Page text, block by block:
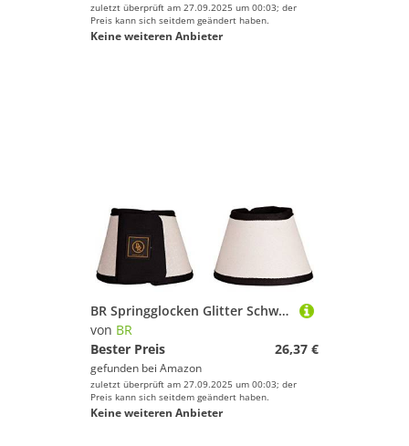
zuletzt überprüft am 27.09.2025 um 00:03; der
Preis kann sich seitdem geändert haben.
Keine weiteren Anbieter
BR Springglocken Glitter Schwarz XL
von BR
Bester Preis
26,37 €
gefunden bei Amazon
zuletzt überprüft am 27.09.2025 um 00:03; der
Preis kann sich seitdem geändert haben.
Keine weiteren Anbieter